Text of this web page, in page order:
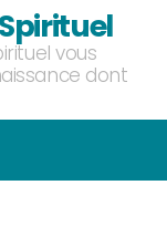
vous
dont